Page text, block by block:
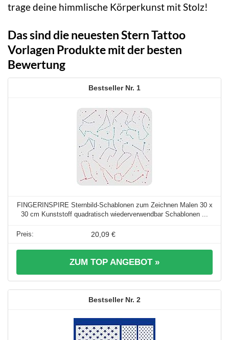
trage deine himmlische Körperkunst mit Stolz!
Das sind die neuesten Stern Tattoo
Vorlagen Produkte mit der besten
Bewertung
1
FINGERINSPIRE Sternbild-Schablonen zum Zeichnen Malen 30 x
30 cm Kunststoff quadratisch wiederverwendbar Schablonen ...
20,09 €
ZUM TOP ANGEBOT »
2